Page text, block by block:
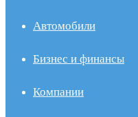
Автомобили
Бизнес и финансы
Компании